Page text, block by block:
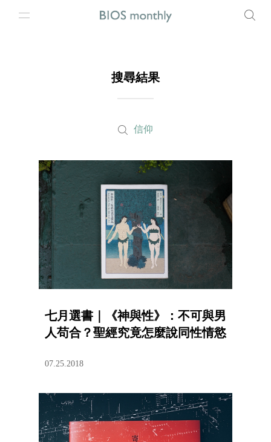
搜尋結果
信仰
七月選書｜《神與性》：不可與男
人苟合？聖經究竟怎麼說同性情慾
07.25.2018